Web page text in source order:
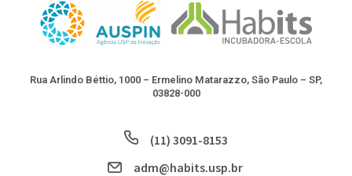
Rua Arlindo Béttio, 1000 – Ermelino Matarazzo, São Paulo – SP,
03828-000
(11) 3091-8153
adm@habits.usp.br